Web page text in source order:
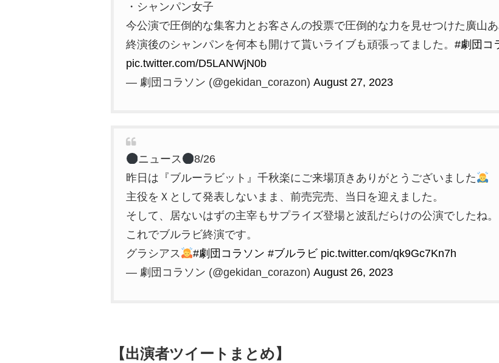
・シャンパン女子
今公演で圧倒的な集客力とお客さんの投票で圧倒的な力を見せつけた廣山あ
終演後のシャンパンを何本も開けて貰いライブも頑張ってました。 #劇団コ
pic.twitter.com/D5LANWjN0b
— 劇団コラソン (@gekidan_corazon) August 27, 2023
ニュース
8/26
昨日は『ブルーラビット』千秋楽にご来場頂きありがとうございました
主役をＸとして発表しないまま、前売完売、当日を迎えました。
そして、居ないはずの主宰もサプライズ登場と波乱だらけの公演でしたね。
これでブルラビ終演です。
グラシアス
#劇団コラソン #ブルラビ pic.twitter.com/qk9Gc7Kn7h
— 劇団コラソン (@gekidan_corazon) August 26, 2023
【出演者ツイートまとめ】